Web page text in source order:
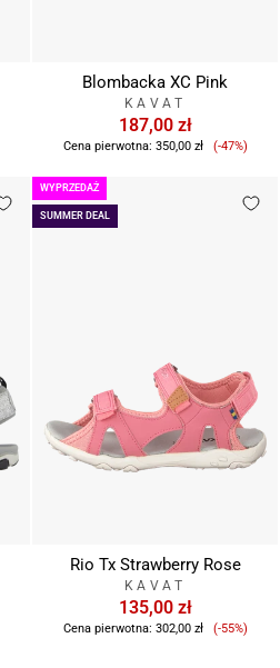
Blombacka XC Pink
KAVAT
187,00 zł
Cena pierwotna: 350,00 zł
Cena
(-47%)
SUMMER DEAL
WYPRZEDAŻ
Rio Tx Strawberry Rose
KAVAT
135,00 zł
Cena pierwotna: 302,00 zł
Cena
(-55%)